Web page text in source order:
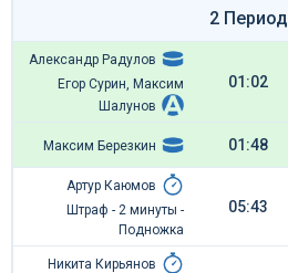
2 Период
Александр Радулов
Егор Сурин, Максим
Шалунов
01:02
Максим Березкин 01:48
Артур Каюмов
Штраф - 2 минуты -
Подножка
05:43
Никита Кирьянов